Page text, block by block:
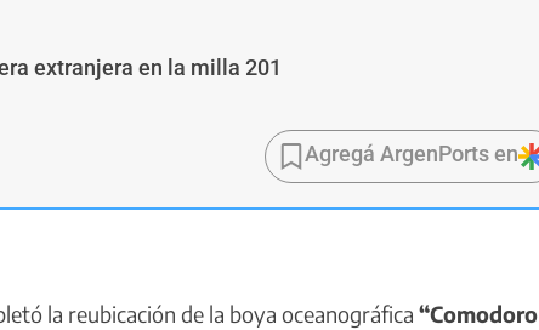
extranjera en la milla 201
Agregá ArgenPorts en
la reubicación de la boya oceanográfica “Comodoro